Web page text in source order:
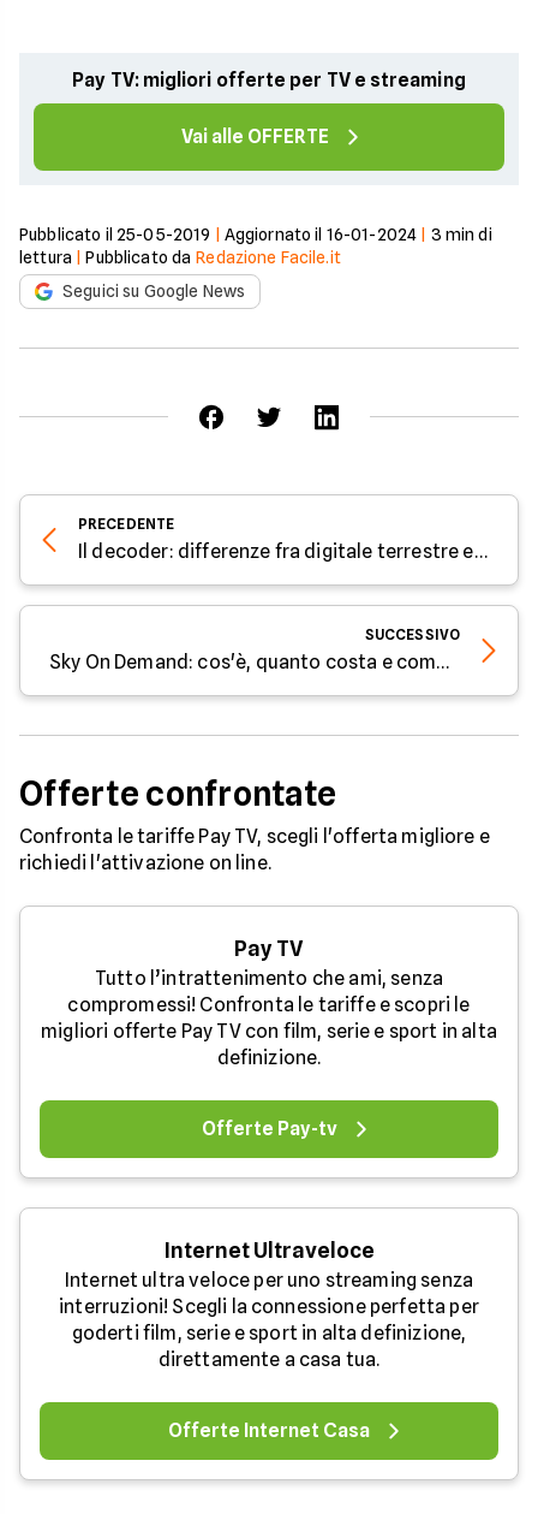
Pay TV: migliori offerte per TV e streaming
Vai alle OFFERTE
Pubblicato il 25-05-2019 Aggiornato il 16-01-2024 3 min di
lettura |Pubblicato da Redazione Facile.it
Seguici su Google News
PRECEDENTE
Il decoder: differenze fra digitale terrestre e satellitare
SUCCESSIVO
Sky On Demand: cos'è, quanto costa e come funziona
Offerte confrontate
Confronta le tariffe Pay TV, scegli l'offerta migliore e
richiedi l'attivazione on line.
Pay TV
Tutto l’intrattenimento che ami, senza
compromessi! Confronta le tariffe e scopri le
migliori offerte Pay TV con film, serie e sport in alta
definizione.
Offerte Pay-tv
Internet Ultraveloce
Internet ultra veloce per uno streaming senza
interruzioni! Scegli la connessione perfetta per
goderti film, serie e sport in alta definizione,
direttamente a casa tua.
Offerte Internet Casa